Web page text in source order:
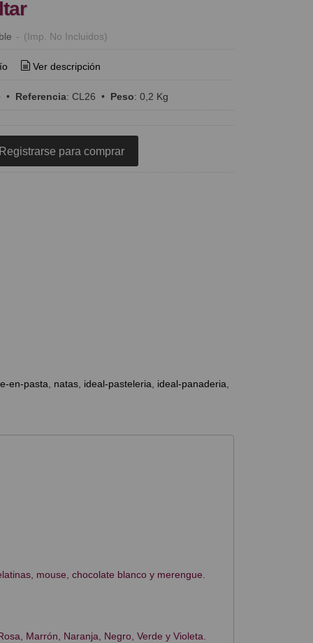
- (Imp. No Incluidos)
Ver descripción
• Referencia: CL26 • Peso: 0,2 Kg
Registrarse para comprar
en-pasta natas ideal-pasteleria
ideal-panaderia
mouse, chocolate blanco y merengue.
Marrón, Naranja, Negro, Verde y Violeta.